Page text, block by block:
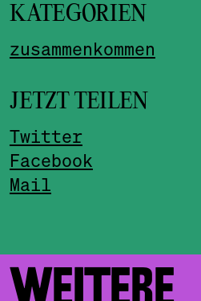
KATEGORIEN
zusammenkommen
JETZT TEILEN
Twitter
Facebook
Mail
WEITERE